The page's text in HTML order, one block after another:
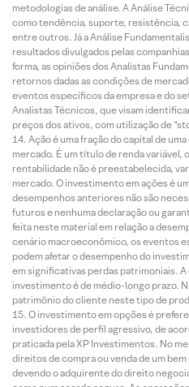
metodologias de análise. A Análise
como tendência, suporte, resistência,
entre outros. Já a Análise
resultados divulgados pelas
forma, as opiniões dos Analistas
retornos dadas as condições de
eventos específicos da empresa e do
Analistas Técnicos, que visam
preços dos ativos, com utilização de
Ação é uma fração do capital de
mercado. É um título de renda variável,
rentabilidade não é preestabelecida,
mercado. O investimento em ações é
desempenhos anteriores não são
futuros e nenhuma declaração ou
feita neste material em relação a
cenário macroeconômico, os eventos
podem afetar o desempenho do
em significativas perdas patrimoniais.
investimento é de médio-longo prazo.
patrimônio do cliente neste tipo de
O investimento em opções é
investidores de perfil agressivo, de
praticada pela XP Investimentos. No
direitos de compra ou venda de um
devendo o adquirente do direito